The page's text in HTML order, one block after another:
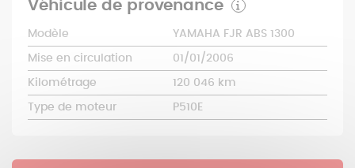
Véhicule de provenance
Modèle YAMAHA FJR ABS 1300
Mise en circulation 01/01/2006
Kilométrage 120 046 km
Type de moteur P510E